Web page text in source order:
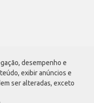
desempenho e
exibir anúncios e
ser alteradas, exceto
Maria, São Paulo - SP | CEP
0001-09
e jurídicos: